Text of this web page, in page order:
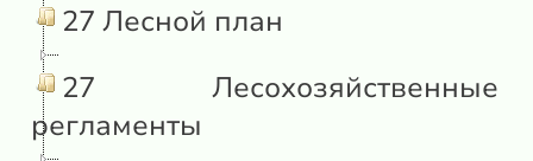
27 Лесной план
27 Лесохозяйственные
регламенты